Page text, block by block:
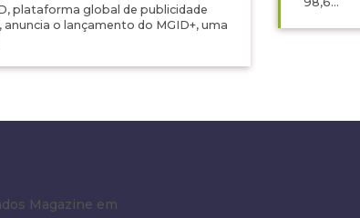
plataforma global de publicidade
anuncia o lançamento do MGID+, uma